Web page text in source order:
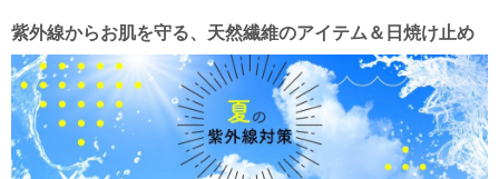
紫外線からお肌を守る、天然繊維のアイテム＆日焼け止め